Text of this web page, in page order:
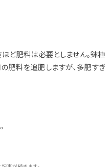
ほど肥料は必要としません。鉢植
肥料を追肥しますが、多肥すぎ